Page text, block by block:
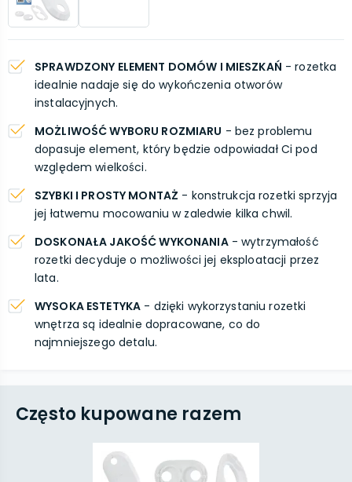
SPRAWDZONY ELEMENT DOMÓW I MIESZKAŃ - rozetka
idealnie nadaje się do wykończenia otworów
instalacyjnych.
MOŻLIWOŚĆ WYBORU ROZMIARU - bez problemu
dopasuje element, który będzie odpowiadał Ci pod
względem wielkości.
SZYBKI I PROSTY MONTAŻ - konstrukcja rozetki sprzyja
jej łatwemu mocowaniu w zaledwie kilka chwil.
DOSKONAŁA JAKOŚĆ WYKONANIA- wytrzymałość
rozetki decyduje o możliwości jej eksploatacji przez
lata.
WYSOKA ESTETYKA - dzięki wykorzystaniu rozetki
wnętrza są idealnie dopracowane, co do
najmniejszego detalu.
Często kupowane razem